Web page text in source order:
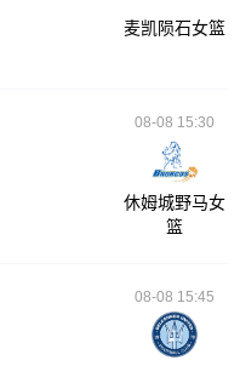
麦凯陨石女篮
08-08 15:30
休姆城野马女
篮
08-08 15:45